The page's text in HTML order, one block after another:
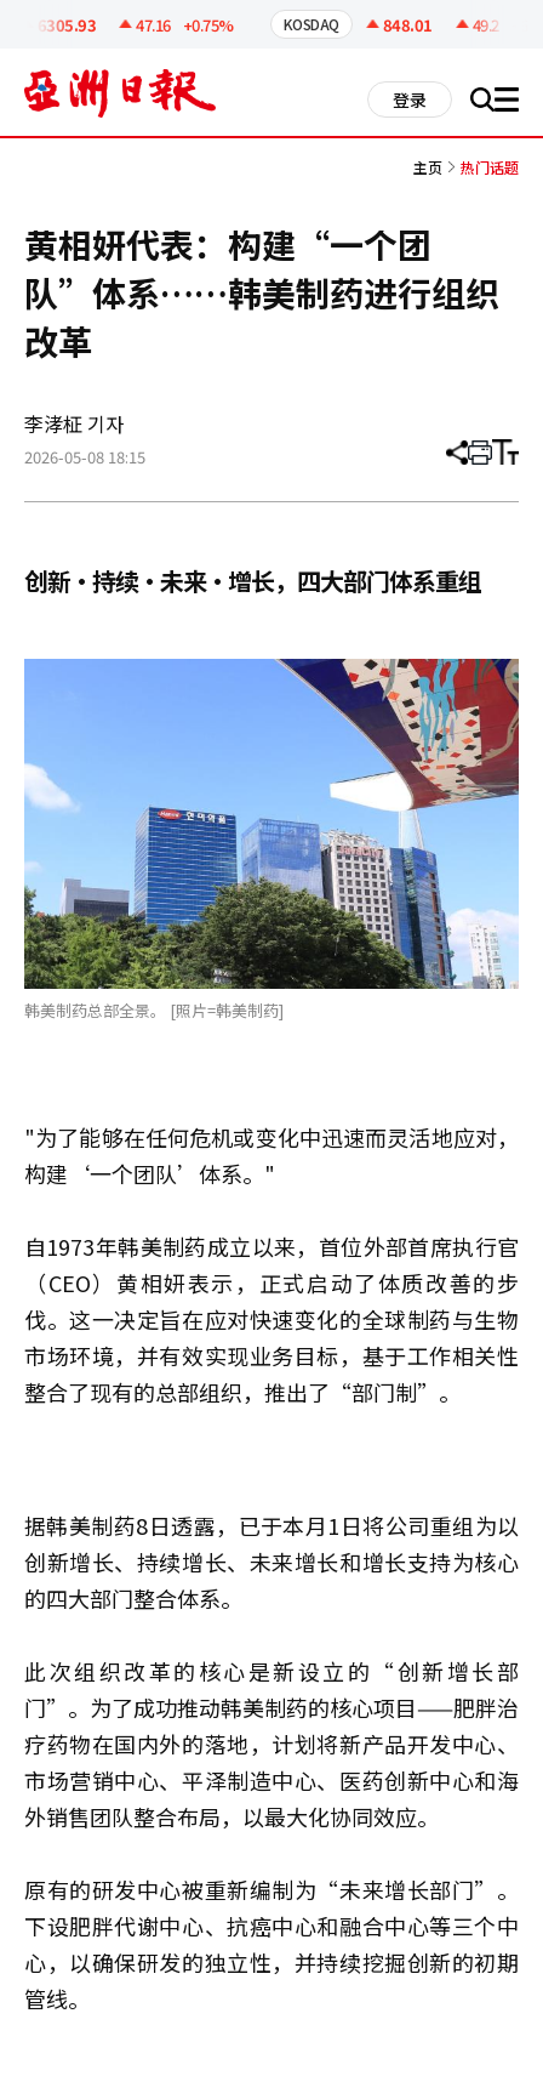
6305.93 47.16 +0.75% KOSDAQ 848.01 49.2
登录 搜 all
主页 热门话题
黄相妍代表：构建“一个团
队”体系……韩美制药进行组织
改革
李涍柾 기자
2026-05-08 18:15 分
章
打 调
小
创新·持续·未来·增长，四大部门体系重组
韩美制药总部全景。 [照片=韩美制药]
"为了能够在任何危机或变化中迅速而灵活地应对，
构建‘一个团队’体系。"
自1973年韩美制药成立以来，首位外部首席执行官
（CEO）黄相妍表示，正式启动了体质改善的步
伐。这一决定旨在应对快速变化的全球制药与生物
市场环境，并有效实现业务目标，基于工作相关性
整合了现有的总部组织，推出了“部门制”。
据韩美制药8日透露，已于本月1日将公司重组为以
创新增长、持续增长、未来增长和增长支持为核心
的四大部门整合体系。
此次组织改革的核心是新设立的“创新增长部
门”。为了成功推动韩美制药的核心项目——肥胖治
疗药物在国内外的落地，计划将新产品开发中心、
市场营销中心、平泽制造中心、医药创新中心和海
外销售团队整合布局，以最大化协同效应。
原有的研发中心被重新编制为“未来增长部门”。
下设肥胖代谢中心、抗癌中心和融合中心等三个中
心，以确保研发的独立性，并持续挖掘创新的初期
管线。